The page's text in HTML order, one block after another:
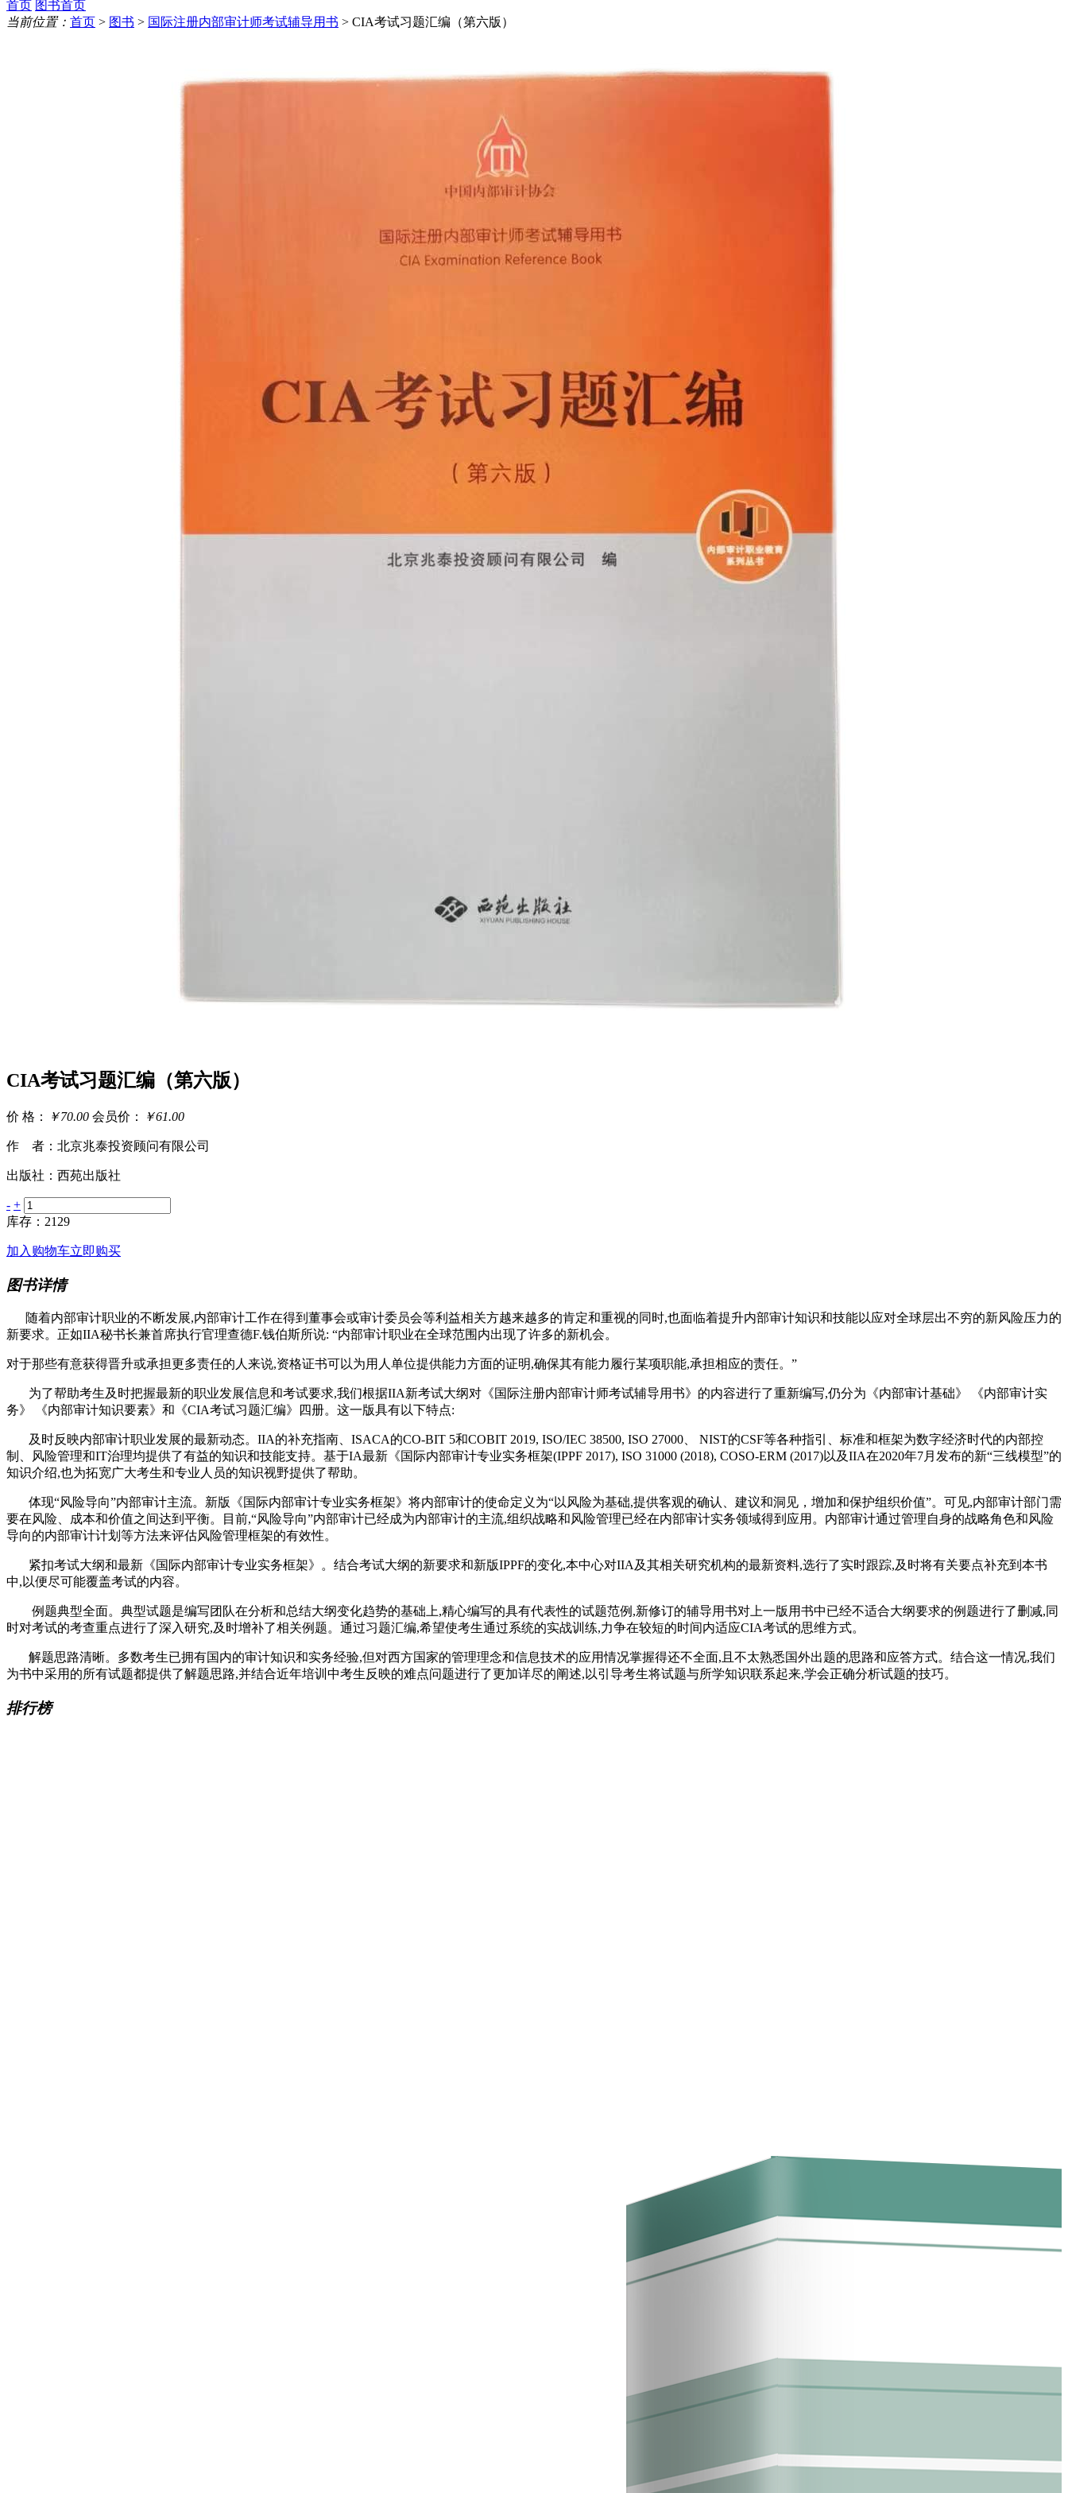
首页 图书首页
当前位置： 首页 > 图书 > 国际注册内部审计师考试辅导用书 > CIA考试习题汇编（第六版）
CIA考试习题汇编（第六版）
价 格： ￥70.00 会员价： ￥61.00
作 者：北京兆泰投资顾问有限公司
出版社：西苑出版社
- +
库存：2129
加入购物车立即购买
图书详情
随着内部审计职业的不断发展,内部审计工作在得到董事会或审计委员会等利益相关方越来越多的肯定和重视的同时,也面临着提升内部审计知识和技能以应对全球层出不穷的新风险压力的
新要求。正如IIA秘书长兼首席执行官理查德F.钱伯斯所说: “内部审计职业在全球范围内出现了许多的新机会。
对于那些有意获得晋升或承担更多责任的人来说,资格证书可以为用人单位提供能力方面的证明,确保其有能力履行某项职能,承担相应的责任。”
为了帮助考生及时把握最新的职业发展信息和考试要求,我们根据IIA新考试大纲对《国际注册内部审计师考试辅导用书》的内容进行了重新编写,仍分为《内部审计基础》 《内部审计实
务》 《内部审计知识要素》和《CIA考试习题汇编》四册。这一版具有以下特点:
及时反映内部审计职业发展的最新动态。IIA的补充指南、ISACA的CO-BIT 5和COBIT 2019, ISO/IEC 38500, ISO 27000、 NIST的CSF等各种指引、标准和框架为数字经济时代的内部控
制、风险管理和IT治理均提供了有益的知识和技能支持。基于IA最新《国际内部审计专业实务框架(IPPF 2017), ISO 31000 (2018), COSO-ERM (2017)以及IIA在2020年7月发布的新“三线模型”的
知识介绍,也为拓宽广大考生和专业人员的知识视野提供了帮助。
体现“风险导向”内部审计主流。新版《国际内部审计专业实务框架》将内部审计的使命定义为“以风险为基础,提供客观的确认、建议和洞见，增加和保护组织价值”。可见,内部审计部门需
要在风险、成本和价值之间达到平衡。目前,“风险导向”内部审计已经成为内部审计的主流,组织战略和风险管理已经在内部审计实务领域得到应用。内部审计通过管理自身的战略角色和风险
导向的内部审计计划等方法来评估风险管理框架的有效性。
紧扣考试大纲和最新《国际内部审计专业实务框架》。结合考试大纲的新要求和新版IPPF的变化,本中心对IIA及其相关研究机构的最新资料,选行了实时跟踪,及时将有关要点补充到本书
中,以便尽可能覆盖考试的内容。
例题典型全面。典型试题是编写团队在分析和总结大纲变化趋势的基础上,精心编写的具有代表性的试题范例,新修订的辅导用书对上一版用书中已经不适合大纲要求的例题进行了删减,同
时对考试的考查重点进行了深入研究,及时增补了相关例题。通过习题汇编,希望使考生通过系统的实战训练,力争在较短的时间内适应CIA考试的思维方式。
解题思路清晰。多数考生已拥有国内的审计知识和实务经验,但对西方国家的管理理念和信息技术的应用情况掌握得还不全面,且不太熟悉国外出题的思路和应答方式。结合这一情况,我们
为书中采用的所有试题都提供了解题思路,并结合近年培训中考生反映的难点问题进行了更加详尽的阐述,以引导考生将试题与所学知识联系起来,学会正确分析试题的技巧。
排行榜